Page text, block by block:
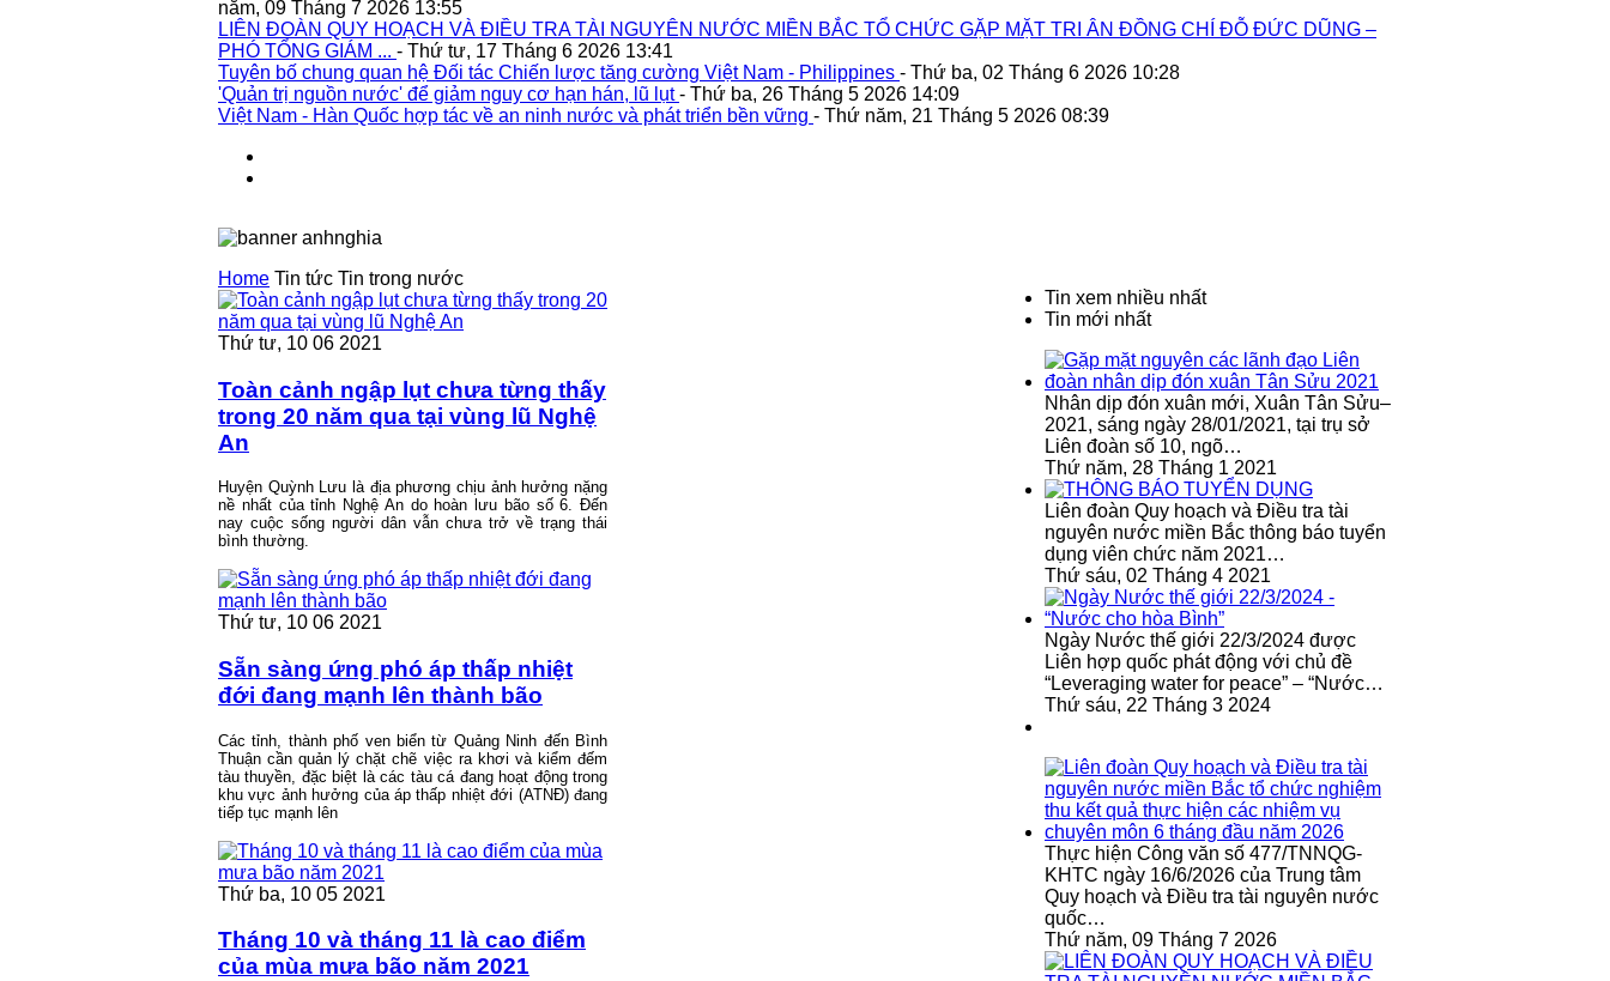
năm, 09 Tháng 7 2026 13:55
LIÊN ĐOÀN QUY HOẠCH VÀ ĐIỀU TRA TÀI NGUYÊN NƯỚC MIỀN BẮC TỔ CHỨC GẶP MẶT TRI ÂN ĐỒNG CHÍ ĐỖ ĐỨC DŨNG –
PHÓ TỔNG GIÁM ... - Thứ tư, 17 Tháng 6 2026 13:41
Tuyên bố chung quan hệ Đối tác Chiến lược tăng cường Việt Nam - Philippines - Thứ ba, 02 Tháng 6 2026 10:28
'Quản trị nguồn nước' để giảm nguy cơ hạn hán, lũ lụt- Thứ ba, 26 Tháng 5 2026 14:09
Việt Nam - Hàn Quốc hợp tác về an ninh nước và phát triển bền vững - Thứ năm, 21 Tháng 5 2026 08:39
Home Tin tức Tin trong nước
Thứ tư, 10 06 2021
Toàn cảnh ngập lụt chưa từng thấy
trong 20 năm qua tại vùng lũ Nghệ
An
Huyện Quỳnh Lưu là địa phương chịu ảnh hưởng nặng
nề nhất của tỉnh Nghệ An do hoàn lưu bão số 6. Đến
nay cuộc sống người dân vẫn chưa trở về trạng thái
bình thường.
Thứ tư, 10 06 2021
Sẵn sàng ứng phó áp thấp nhiệt
đới đang mạnh lên thành bão
Các tỉnh, thành phố ven biển từ Quảng Ninh đến Bình
Thuận cần quản lý chặt chẽ việc ra khơi và kiểm đếm
tàu thuyền, đặc biệt là các tàu cá đang hoạt động trong
khu vực ảnh hưởng của áp thấp nhiệt đới (ATNĐ) đang
tiếp tục mạnh lên
Thứ ba, 10 05 2021
Tháng 10 và tháng 11 là cao điểm
của mùa mưa bão năm 2021
Tin xem nhiều nhất
Tin mới nhất
Nhân dịp đón xuân mới, Xuân Tân Sửu–
2021, sáng ngày 28/01/2021, tại trụ sở
Liên đoàn số 10, ngõ…
Thứ năm, 28 Tháng 1 2021
Liên đoàn Quy hoạch và Điều tra tài
nguyên nước miền Bắc thông báo tuyển
dụng viên chức năm 2021…
Thứ sáu, 02 Tháng 4 2021
Ngày Nước thế giới 22/3/2024 được
Liên hợp quốc phát động với chủ đề
“Leveraging water for peace” – “Nước…
Thứ sáu, 22 Tháng 3 2024
Thực hiện Công văn số 477/TNNQG-
KHTC ngày 16/6/2026 của Trung tâm
Quy hoạch và Điều tra tài nguyên nước
quốc…
Thứ năm, 09 Tháng 7 2026